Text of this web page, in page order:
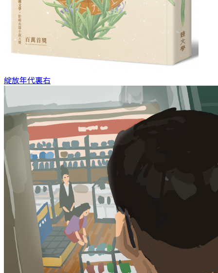
綻放年代裏右